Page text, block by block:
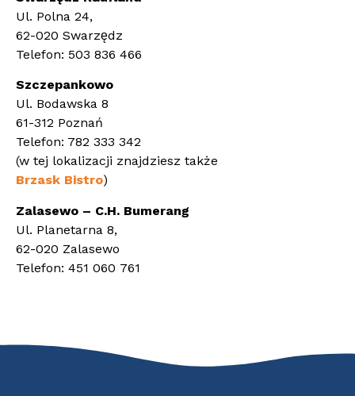
Ul. Polna 24,
62-020 Swarzędz
Telefon: 503 836 466
Szczepankowo
Ul. Bodawska 8
61-312 Poznań
Telefon: 782 333 342
(w tej lokalizacji znajdziesz także
Brzask Bistro)
Zalasewo – C.H. Bumerang
Ul. Planetarna 8,
62-020 Zalasewo
Telefon: 451 060 761